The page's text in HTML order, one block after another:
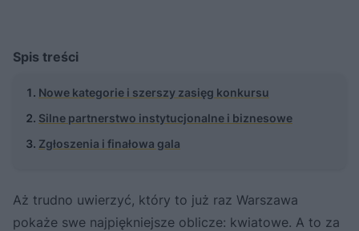
Spis treści
Nowe kategorie i szerszy zasięg konkursu
Silne partnerstwo instytucjonalne i biznesowe
Zgłoszenia i finałowa gala
Aż trudno uwierzyć, który to już raz Warszawa
pokaże swe najpiękniejsze oblicze: kwiatowe. A to za